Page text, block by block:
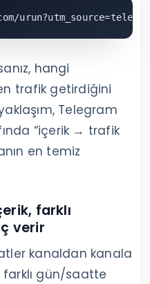
hangi
trafik getirdiğini
Telegram
“içerik → trafik
en temiz
farklı
verir
kanaldan kanala
farklı gün/saatte